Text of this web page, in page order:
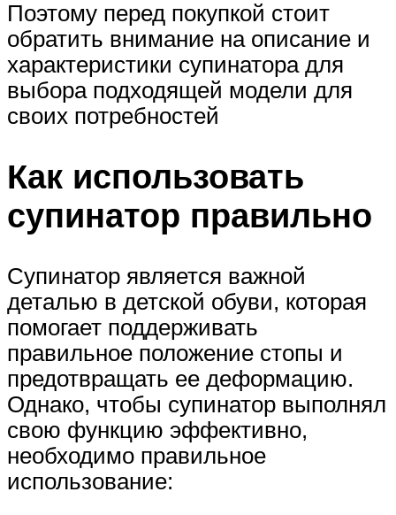
Поэтому перед покупкой стоит
обратить внимание на описание и
характеристики супинатора для
выбора подходящей модели для
своих потребностей
Как использовать
супинатор правильно
Супинатор является важной
деталью в детской обуви, которая
помогает поддерживать
правильное положение стопы и
предотвращать ее деформацию.
Однако, чтобы супинатор выполнял
свою функцию эффективно,
необходимо правильное
использование: